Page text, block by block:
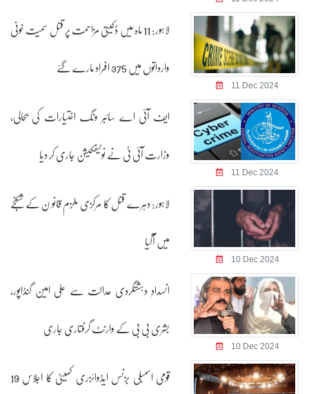
11 Dec 2024
لاہور: 11 ماہ میں ڈکیتی مزاحمت پر قتل سمیت خونی
وارداتوں میں 375 افراد مارے گئے
11 Dec 2024
ایف آئی اے سائبر ونگ اختیارات کی بحالی،
وزارت آئی ٹی نے نوٹیفکیشن جاری کر دیا
10 Dec 2024
لاہور: دہرے قتل کا مرکزی ملزم قانو ن کے شکنجے
میں آگیا
10 Dec 2024
انسدادِ دہشتگردی عدالت سے علی امین گنڈاپور،
بشریٰ بی بی کے وارنٹ گرفتاری جاری
قومی اسمبلی بزنس ایڈوائزری کمیٹی کا اجلاس 19